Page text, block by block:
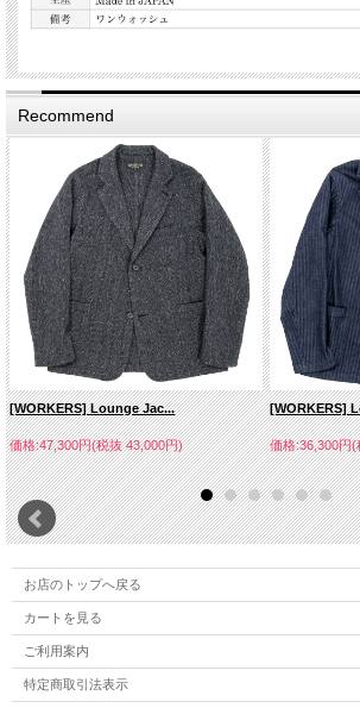
Recommend
[WORKERS] Lounge Jac...
価格:47,300円(税抜 43,000円)
[WORKERS]
価格:36,300円
お店のトップへ戻る
カートを見る
ご利用案内
特定商取引法表示